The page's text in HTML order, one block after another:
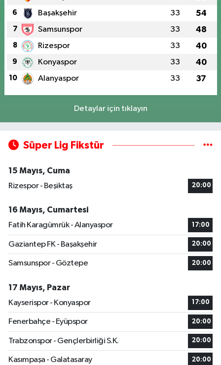
6 Başakşehir 33 54
7 Samsunspor 33 48
8 Rizespor 33 40
9 Konyaspor 33 40
10 Alanyaspor 33 37
Detaylar için tıklayın
Süper Lig Fikstür
15 Mayıs, Cuma
Rizespor - Beşiktaş
20:00
16 Mayıs, Cumartesi
Fatih Karagümrük - Alanyaspor
17:00
Gaziantep FK - Başakşehir 20:00
Samsunspor - Göztepe 20:00
17 Mayıs, Pazar
Kayserispor - Konyaspor
17:00
Fenerbahçe - Eyüpspor 20:00
Trabzonspor - Gençlerbirliği S.K. 20:00
Kasımpaşa - Galatasaray 20:00